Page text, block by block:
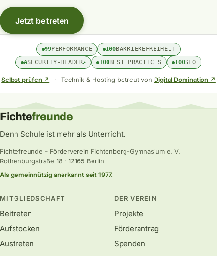
Jetzt beitreten
99PERFORMANCE 100BARRIEREFREIHEIT
ASECURITY-HEADER↗ 100BEST PRACTICES 100SEO
Selbst prüfen ↗ · Technik & Hosting betreut von Digital Domination ↗
Fichtefreunde
Denn Schule ist mehr als Unterricht.
Fichtefreunde – Förderverein Fichtenberg-Gymnasium e. V.
Rothenburgstraße 18 · 12165 Berlin
Als gemeinnützig anerkannt seit 1977.
MITGLIEDSCHAFT
Beitreten
Aufstocken
Austreten
DER VEREIN
Projekte
Förderantrag
Spenden